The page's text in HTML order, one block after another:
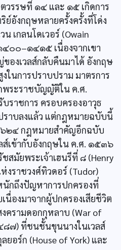
วรรษที่ ๑๔ และ ๑๕ เกิดการ
อังกฤษหลายครั้งครั้งที่โด่ง
เกลนโดเวอร์ (Owain
๔๐๐–๑๔๑๕ เนื่องจากเขา
องเวลส์กลับคืนมาได้ อังกฤษ
ในการปราบปราม มาตรการ
ระราชบัญญัติใน ค.ศ.
ราชการ ครอบครองอาวุธ
าบลงแล้ว แต่กฎหมายฉบับนี้
๖๒๔ กฎหมายสำคัญอีกฉบับ
ส์เข้ากับอังกฤษใน ค.ศ. ๑๕๓๖
มัยพระเจ้าเฮนรีที่ ๘ (Henry
ราชวงศ์ทิวดอร์ (Tudor)
นักถึงปัญหาการปกครองที่
นื่องมาจากผู้ปกครองเสียชีวิต
ครามดอกกุหลาบ (War of
๗) ที่ชนชั้นขุนนางในเวลส์
ยอร์ก (House of York) และ